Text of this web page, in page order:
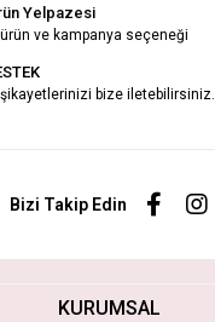
Yelpazesi
ve kampanya seçeneği
bize iletebilirsiniz.
Bizi Takip Edin
KURUMSAL